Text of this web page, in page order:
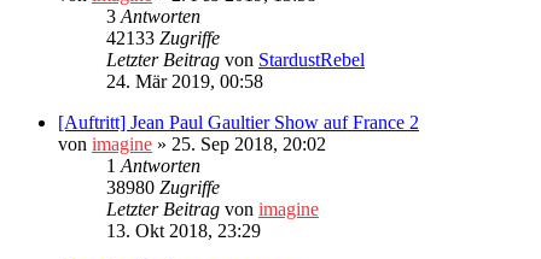
3 Antworten
42133 Zugriffe
Letzter Beitrag von StardustRebel
24. Mär 2019, 00:58
[Auftritt] Jean Paul Gaultier Show auf France 2
von imagine » 25. Sep 2018, 20:02
1 Antworten
38980 Zugriffe
Letzter Beitrag von imagine
13. Okt 2018, 23:29